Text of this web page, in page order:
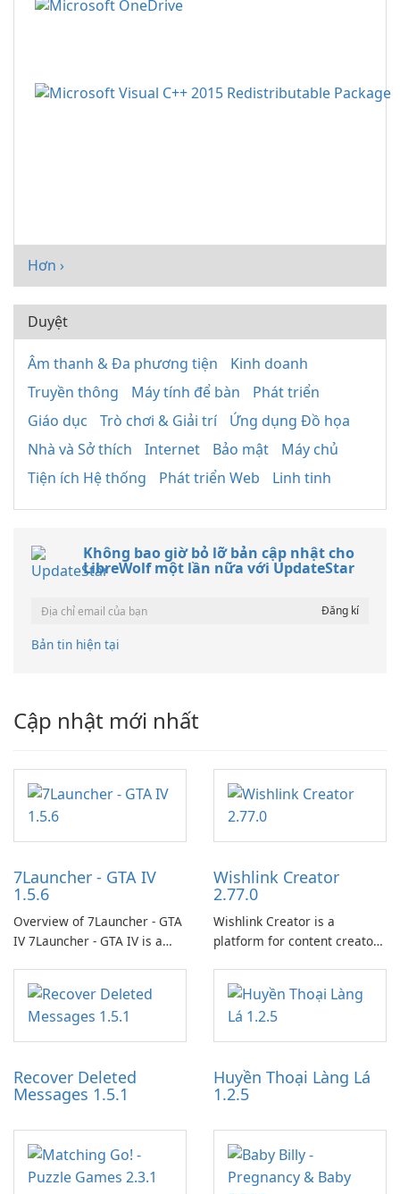
Hơn ›
Duyệt
Âm thanh & Đa phương tiện
Kinh doanh
Truyền thông
Máy tính để bàn
Phát triển
Giáo dục
Trò chơi & Giải trí
Ứng dụng Đồ họa
Nhà và Sở thích
Internet Bảo mật
Máy chủ
Tiện ích Hệ thống
Phát triển Web Linh tinh
Không bao giờ bỏ lỡ bản cập nhật cho
LibreWolf một lần nữa với UpdateStar
Bản tin hiện tại
Cập nhật mới nhất
7Launcher - GTA IV
1.5.6
Overview of 7Launcher - GTA
IV 7Launcher - GTA IV is a
application designed to
optimize the gaming
experience for Grand Theft
Auto IV.
Wishlink Creator
2.77.0
Wishlink Creator is a
platform for content creators
work through built-in brand
partnerships and integrated
tools for content distribution
and audience engagement.
Recover Deleted
Messages 1.5.1
Huyền Thoại Làng Lá
1.2.5